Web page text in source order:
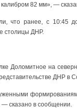
82 мм», —
что ранее, с 10:45
столицы ДНР.
Доломитное на
ДНР в
сказано в сообщении.